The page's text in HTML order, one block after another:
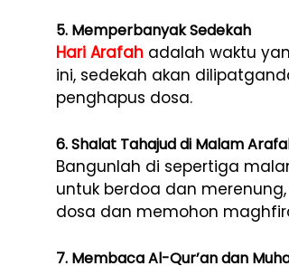
5. Memperbanyak Sedekah
Hari Arafah adalah waktu
ini, sedekah akan
penghapus dosa.
6. Shalat Tahajud di Malam
Bangunlah di sepertiga
untuk berdoa dan
dosa dan memohon
7. Membaca Al-Qur’an dan